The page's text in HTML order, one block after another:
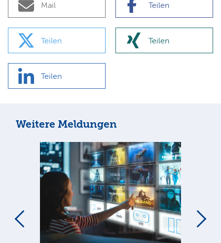
Mail Teilen
Teilen Teilen
Teilen
Weitere Meldungen